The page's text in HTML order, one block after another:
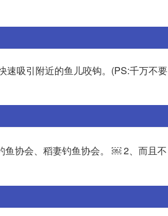
吸引附近的鱼儿咬钩。(PS:千万不要
鱼协会、稻妻钓鱼协会。 ￼ 2、而且不